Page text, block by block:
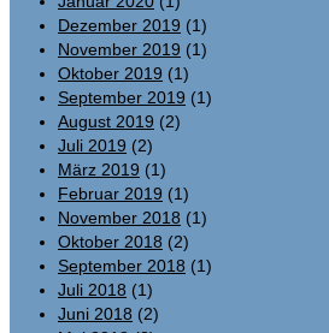
Dezember 2019 (1)
November 2019 (1)
Oktober 2019 (1)
September 2019 (1)
August 2019 (2)
Juli 2019 (2)
März 2019 (1)
Februar 2019 (1)
November 2018 (1)
Oktober 2018 (2)
September 2018 (1)
Juli 2018 (1)
Juni 2018 (2)